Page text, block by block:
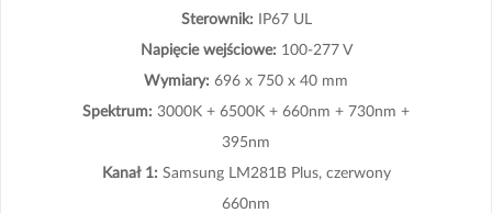
Sterownik: IP67 UL
Napięcie wejściowe: 100-277 V
Wymiary: 696 x 750 x 40 mm
Spektrum: 3000K + 6500K + 660nm + 730nm +
395nm
Kanał 1: Samsung LM281B Plus, czerwony
660nm